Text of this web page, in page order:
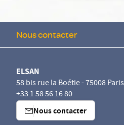
Nous contacter
ELSAN
58 bis rue la Boétie - 75008 Paris
+33 1 58 56 16 80
Nous contacter